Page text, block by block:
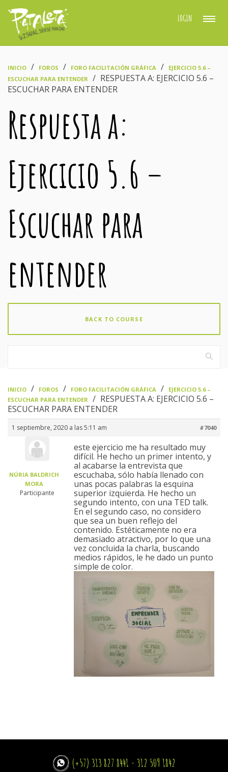
LOGIN
INICIO FOROS FORO FACILITACIÓN GRÁFICA
EJERCICIO 5.6 –
ESCUCHAR PARA ENTENDER
RESPUESTA A: EJERCICIO 5.6 –
ESCUCHAR PARA ENTENDER
Respuesta a:
Ejercicio 5.6 –
Escuchar para
entender
BACK TO COURSE
INICIO FOROS FORO FACILITACIÓN GRÁFICA
EJERCICIO 5.6 –
ESCUCHAR PARA ENTENDER
RESPUESTA A: EJERCICIO 5.6 –
ESCUCHAR PARA ENTENDER
1 septiembre, 2020 a las 5:11 am #7040
NÚRIA BALDRICH
MORA
Participante
este ejercicio me ha resultado muy
difícil. He hecho un primer intento, y
al acabarse la entrevista que
escuchaba, sólo había llenado con
unas pocas palabras la esquina
superior izquierda. He hecho un
segundo intento, con una TED talk.
En el segundo caso, no considero
que sea un buen reflejo del
contenido. Estéticamente no era
demasiado atractivo, por lo que una
vez concluida la charla, buscando
medios rápidos, le he dado un punto
simple de color.
(+57) 313 827 8441 - 312 509 1842